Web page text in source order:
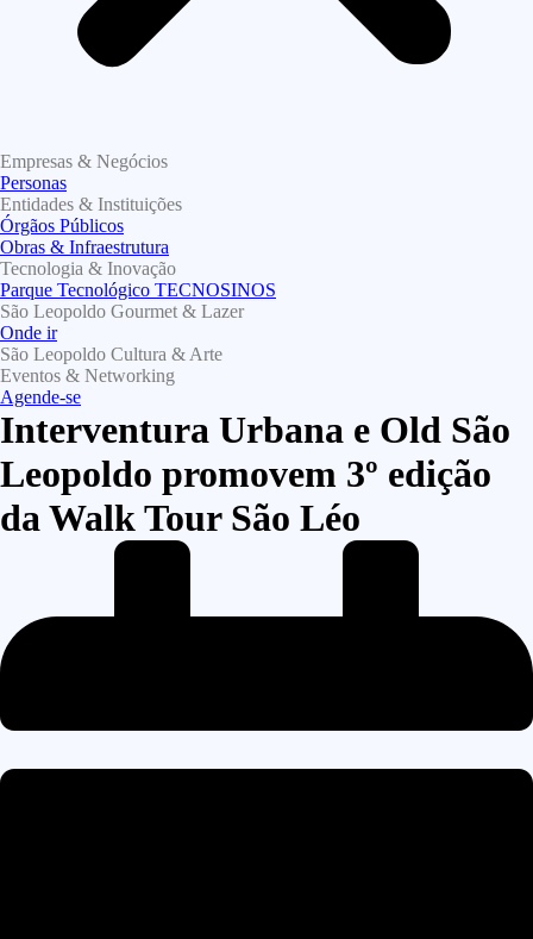
Empresas & Negócios
Personas
Entidades & Instituições
Órgãos Públicos
Obras & Infraestrutura
Tecnologia & Inovação
Parque Tecnológico TECNOSINOS
São Leopoldo Gourmet & Lazer
Onde ir
São Leopoldo Cultura & Arte
Eventos & Networking
Agende-se
Interventura Urbana e Old São
Leopoldo promovem 3º edição
da Walk Tour São Léo